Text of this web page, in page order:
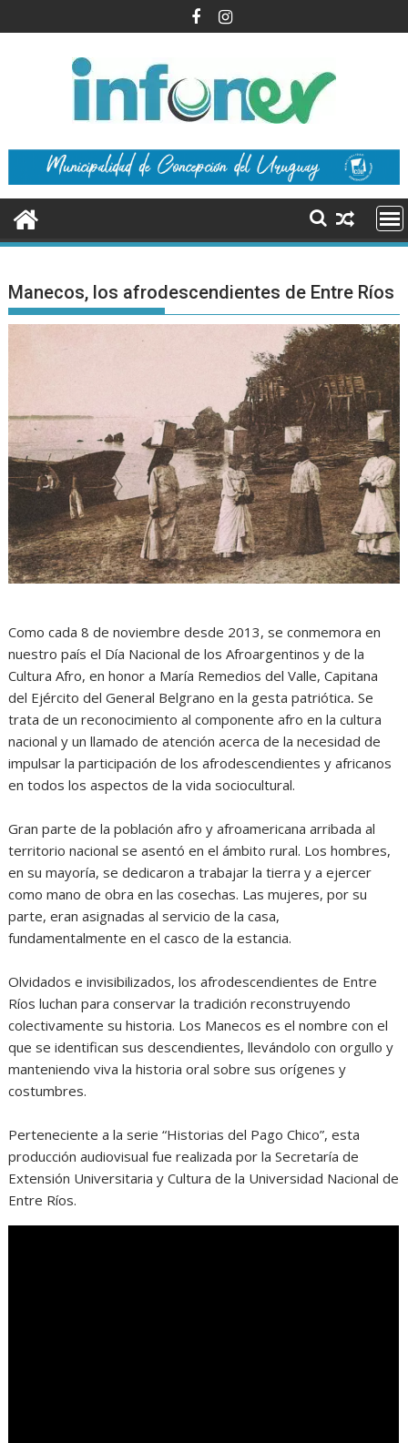
al
Manecos, los afrodescendientes de Entre Ríos
Como cada 8 de noviembre desde 2013, se conmemora en
nuestro país el Día Nacional de los Afroargentinos y de la
Cultura Afro, en honor a María Remedios del Valle, Capitana
del Ejército del General Belgrano en la gesta patriótica. Se
trata de un reconocimiento al componente afro en la cultura
nacional y un llamado de atención acerca de la necesidad de
impulsar la participación de los afrodescendientes y africanos
en todos los aspectos de la vida sociocultural.
Gran parte de la población afro y afroamericana arribada al
territorio nacional se asentó en el ámbito rural. Los hombres,
en su mayoría, se dedicaron a trabajar la tierra y a ejercer
como mano de obra en las cosechas. Las mujeres, por su
parte, eran asignadas al servicio de la casa,
fundamentalmente en el casco de la estancia.
Olvidados e invisibilizados, los afrodescendientes de Entre
Ríos luchan para conservar la tradición reconstruyendo
colectivamente su historia. Los Manecos es el nombre con el
que se identifican sus descendientes, llevándolo con orgullo y
manteniendo viva la historia oral sobre sus orígenes y
costumbres.
Perteneciente a la serie “Historias del Pago Chico”, esta
producción audiovisual fue realizada por la Secretaría de
Extensión Universitaria y Cultura de la Universidad Nacional de
Entre Ríos.